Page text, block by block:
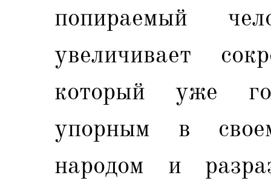
попираемый
увеличивает
который уже
упорным в
народом и